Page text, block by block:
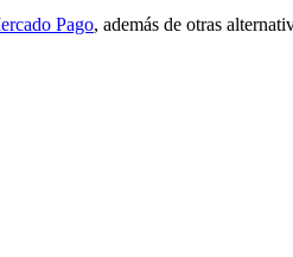
Pago, además de otras